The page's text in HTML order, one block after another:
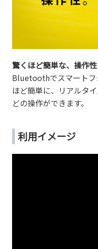
驚くほど簡単な、操作性
Bluetoothでスマートフ
ほど簡単に、リアルタ
どの操作ができます。
利用イメージ